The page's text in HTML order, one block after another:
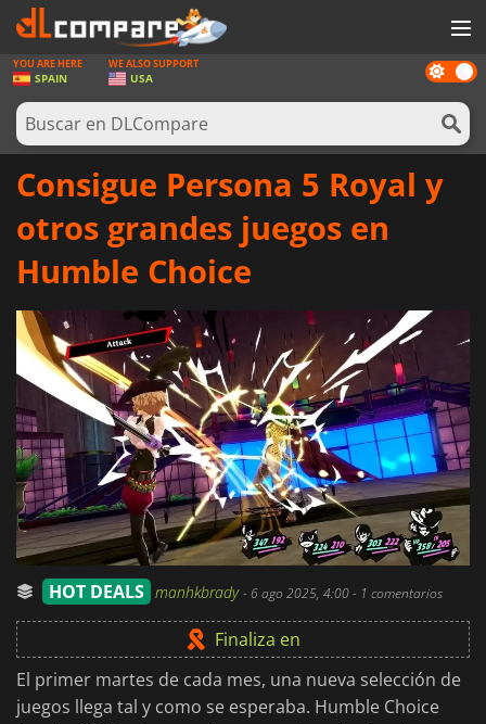
JUEGOS
TARJETAS PREPAGO
SOFTWARE
INICIAR SESIÓN O REGISTRARSE
Dark
mode
YOU ARE HERE
SPAIN
WE ALSO SUPPORT
USA
Consigue Persona 5 Royal y
otros grandes juegos en
Humble Choice
HOT DEALS manhkbrady-6 ago 2025, 4:00- 1 comentarios
Finaliza en
El primer martes de cada mes, una nueva selección de
juegos llega tal y como se esperaba. Humble Choice